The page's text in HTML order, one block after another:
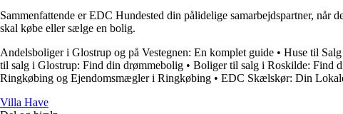
Sammenfattende er EDC Hundested din pålidelige samarbejdspartner,
skal købe eller sælge en bolig.
Andelsboliger i Glostrup og på Vestegnen: En komplet guide • Huse til
til salg i Glostrup: Find din drømmebolig • Boliger til salg i Roskilde: Find
Ringkøbing og Ejendomsmægler i Ringkøbing • EDC Skælskør: Din
Villa Have